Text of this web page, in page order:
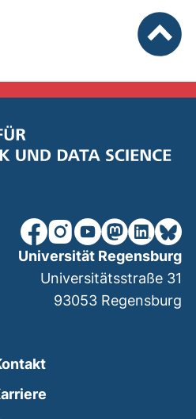
unsere Facebook-Seite
unsere Instagram-
unsere YouTube-
unsereunsere
Universität Regensburg
Universitätsstraße 31
93053 Regensburg